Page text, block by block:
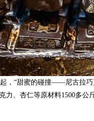
起，“甜蜜的碰撞——尼古拉巧
力、杏仁等原材料1500多公